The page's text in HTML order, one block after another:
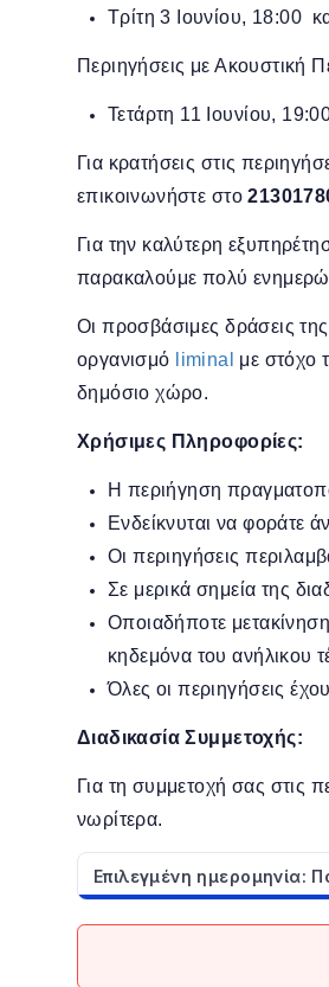
Τρίτη 3 Ιουνίου, 18:00
Περιηγήσεις με Ακουστική
Τετάρτη 11 Ιουνίου,
Για κρατήσεις στις
επικοινωνήστε στο
Για την καλύτερη
παρακαλούμε πολύ
Οι προσβάσιμες δράσεις
οργανισμό
liminal
με στόχο
δημόσιο χώρο.
Χρήσιμες Πληροφορίες:
Η περιήγηση
Ενδείκνυται να φοράτε
Οι περιηγήσεις
Σε μερικά σημεία της
Οποιαδήποτε
κηδεμόνα του ανήλικου
Όλες οι περιηγήσεις
Διαδικασία Συμμετοχής:
Για τη συμμετοχή σας στις
νωρίτερα.
Επιλεγμένη ημερομηνία: